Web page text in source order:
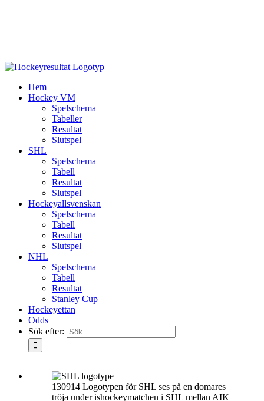
Hem
Hockey VM
Spelschema
Tabeller
Resultat
Slutspel
SHL
Spelschema
Tabell
Resultat
Slutspel
Hockeyallsvenskan
Spelschema
Tabell
Resultat
Slutspel
NHL
Spelschema
Tabell
Resultat
Stanley Cup
Hockeyettan
Odds
Sök efter:
130914 Logotypen för SHL ses på en domares
tröja under ishockeymatchen i SHL mellan AIK